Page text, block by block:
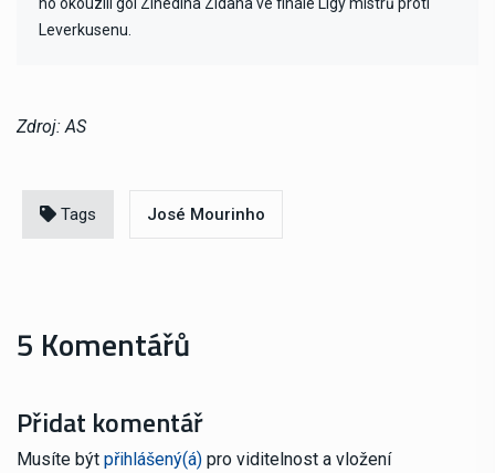
Leverkusenu.
Zdroj: AS
Tags José Mourinho
5 Komentářů
Přidat komentář
Musíte být přihlášený(á) pro viditelnost a vložení